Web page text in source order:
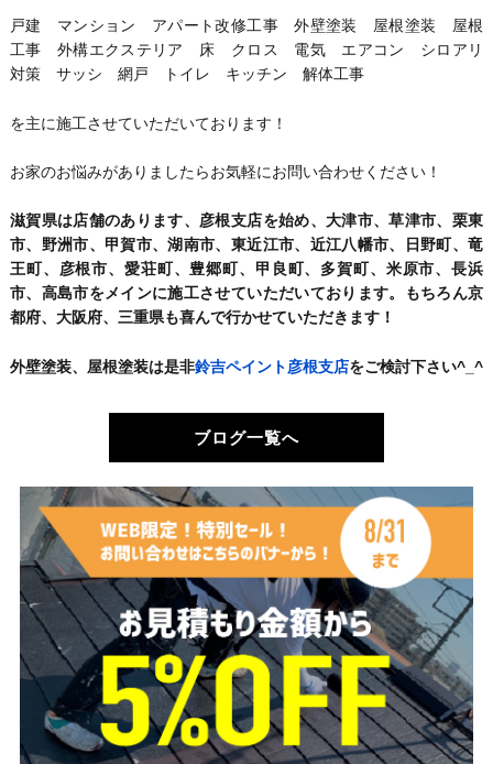
戸建 マンション アパート改修工事 外壁塗装 屋根塗装 屋根
工事 外構エクステリア 床 クロス 電気 エアコン シロアリ
対策 サッシ 網戸 トイレ キッチン 解体工事
を主に施工させていただいております！
お家のお悩みがありましたらお気軽にお問い合わせください！
滋賀県は店舗のあります、彦根支店を始め、大津市、草津市、栗東
市、野洲市、甲賀市、湖南市、東近江市、近江八幡市、日野町、竜
王町、彦根市、愛荘町、豊郷町、甲良町、多賀町、米原市、長浜
市、高島市をメインに施工させていただいております。もちろん京
都府、大阪府、三重県も喜んで行かせていただきます！
外壁塗装、屋根塗装は是非鈴吉ペイント彦根支店をご検討下さい^_^
ブログ一覧へ